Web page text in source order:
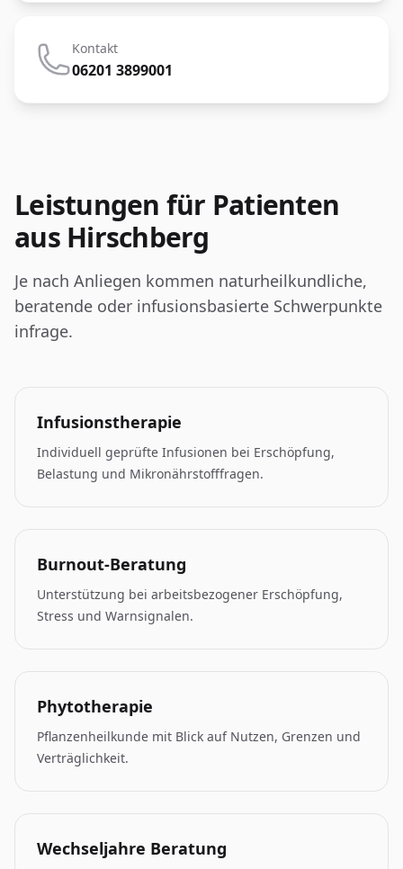
Kontakt
06201 3899001
Leistungen für Patienten
aus Hirschberg
Je nach Anliegen kommen naturheilkundliche,
beratende oder infusionsbasierte Schwerpunkte
infrage.
Infusionstherapie
Individuell geprüfte Infusionen bei Erschöpfung,
Belastung und Mikronährstofffragen.
Burnout-Beratung
Unterstützung bei arbeitsbezogener Erschöpfung,
Stress und Warnsignalen.
Phytotherapie
Pflanzenheilkunde mit Blick auf Nutzen, Grenzen und
Verträglichkeit.
Wechseljahre Beratung